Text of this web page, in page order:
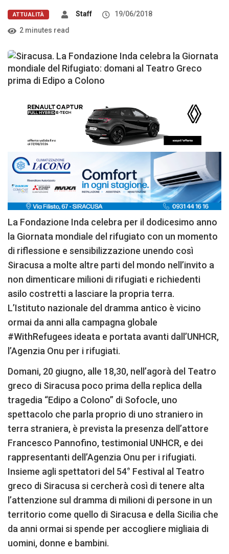
ATTUALITÀ Staff
19/06/2018
2 minutes read
La Fondazione Inda celebra per il dodicesimo anno
la Giornata mondiale del rifugiato con un momento
di riflessione e sensibilizzazione unendo così
Siracusa a molte altre parti del mondo nell’invito a
non dimenticare milioni di rifugiati e richiedenti
asilo costretti a lasciare la propria terra.
L’Istituto nazionale del dramma antico è vicino
ormai da anni alla campagna globale
#WithRefugees ideata e portata avanti dall’UNHCR,
l’Agenzia Onu per i rifugiati.
Domani, 20 giugno, alle 18,30, nell’agorà del Teatro
greco di Siracusa poco prima della replica della
tragedia “Edipo a Colono” di Sofocle, uno
spettacolo che parla proprio di uno straniero in
terra straniera, è prevista la presenza dell’attore
Francesco Pannofino, testimonial UNHCR, e dei
rappresentanti dell’Agenzia Onu per i rifugiati.
Insieme agli spettatori del 54° Festival al Teatro
greco di Siracusa si cercherà così di tenere alta
l’attenzione sul dramma di milioni di persone in un
territorio come quello di Siracusa e della Sicilia che
da anni ormai si spende per accogliere migliaia di
uomini, donne e bambini.